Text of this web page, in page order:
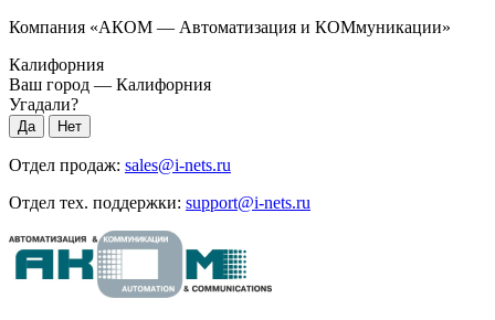
Компания «АКОМ — Автоматизация и КОМмуникации»
Калифорния
Ваш город — Калифорния
Угадали?
Отдел продаж: sales@i-nets.ru
Отдел тех. поддержки: support@i-nets.ru